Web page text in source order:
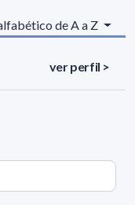
de A a Z
ver perfil >